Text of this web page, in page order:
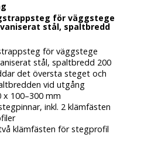
för väggstege
stål, spaltbredd
för väggstege
stål, spaltbredd 200
det översta steget och
vid utgång
x 100–300 mm
inkl. 2 klämfästen
klämfästen för stegprofil